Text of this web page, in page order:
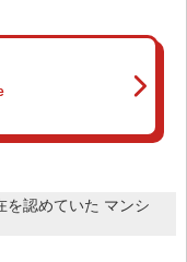
を認めていた マンシ